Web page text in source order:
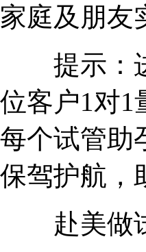
家庭及朋友
提示：进
位客户1对1
每个试管助
保驾护航，
赴美做试